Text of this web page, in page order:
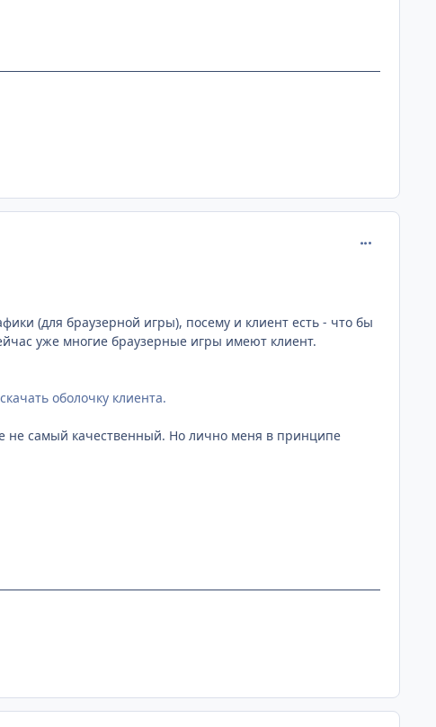
(для браузерной игры), посему и клиент есть - что бы
уже многие браузерные игры имеют клиент.
оболочку клиента.
не самый качественный. Но лично меня в принципе